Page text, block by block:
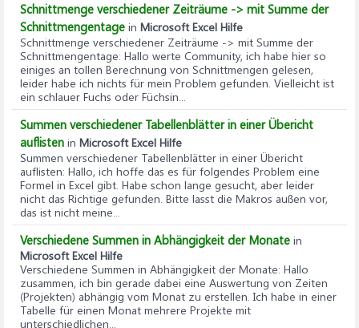
Schnittmenge verschiedener Zeiträume -> mit Summe der
Schnittmengentage in Microsoft Excel Hilfe
Schnittmenge verschiedener Zeiträume -> mit Summe der
Schnittmengentage: Hallo werte Community, ich habe hier so
einiges an tollen Berechnung von Schnittmengen gelesen,
leider habe ich nichts für mein Problem gefunden. Vielleicht ist
ein schlauer Fuchs oder Füchsin...
Summen verschiedener Tabellenblätter in einer Übericht
auflisten in Microsoft Excel Hilfe
Summen verschiedener Tabellenblätter in einer Übericht
auflisten: Hallo, ich hoffe das es für folgendes Problem eine
Formel in Excel gibt. Habe schon lange gesucht, aber leider
nicht das Richtige gefunden. Bitte lasst die Makros außen vor,
das ist nicht meine...
Verschiedene Summen in Abhängigkeit der Monate in
Microsoft Excel Hilfe
Verschiedene Summen in Abhängigkeit der Monate: Hallo
zusammen, ich bin gerade dabei eine Auswertung von Zeiten
(Projekten) abhängig vom Monat zu erstellen. Ich habe in einer
Tabelle für einen Monat mehrere Projekte mit
unterschiedlichen...